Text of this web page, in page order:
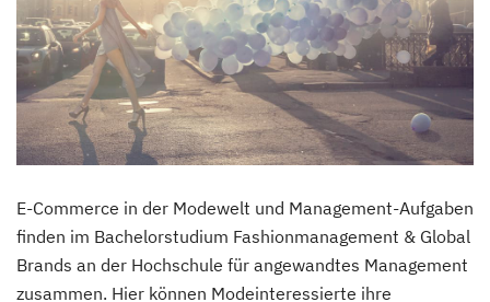
E-Commerce in der Modewelt und Management-Aufgaben
finden im Bachelorstudium Fashionmanagement & Global
Brands an der Hochschule für angewandtes Management
zusammen. Hier können Modeinteressierte ihre